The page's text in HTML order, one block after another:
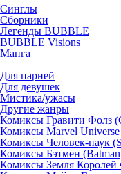
Синглы
Сборники
Легенды BUBBLE
BUBBLE Visions
Манга
Для парней
Для девушек
Мистика/ужасы
Другие жанры
Комиксы Гравити Фолз
Комиксы Marvel Universe
Комиксы Человек-паук
Комиксы Бэтмен
Комиксы Земля Королей